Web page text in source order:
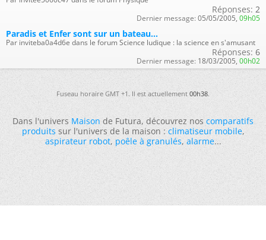
Réponses: 2
Dernier message: 05/05/2005, 09h05
Paradis et Enfer sont sur un bateau...
Par inviteba0a4d6e dans le forum Science ludique : la science en s'amusant
Réponses: 6
Dernier message: 18/03/2005, 00h02
Fuseau horaire GMT +1. Il est actuellement00h38.
Dans l'universMaisonde Futura, découvrez noscomparatifs
produitssur l'univers de la maison :climatiseur mobile,
aspirateur robot,poêle à granulés,alarme...